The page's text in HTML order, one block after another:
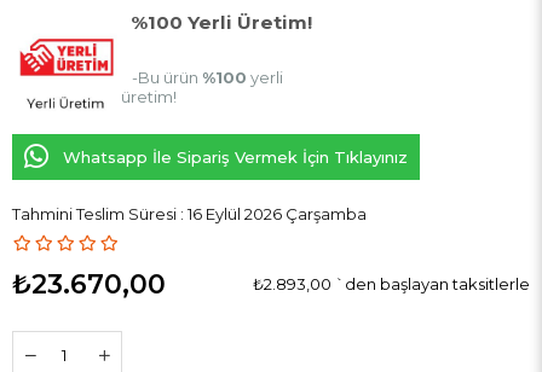
%100 Yerli Üretim!
-Bu ürün %100 yerli
üretim!
Whatsapp İle Sipariş Vermek İçin Tıklayınız
Tahmini Teslim Süresi : 16 Eylül 2026 Çarşamba
₺23.670,00 ₺2.893,00 `den başlayan taksitlerle